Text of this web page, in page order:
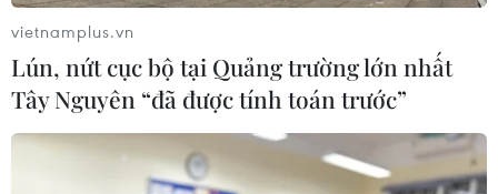
vietnamplus.vn
Lún, nứt cục bộ tại Quảng trường lớn nhất
Tây Nguyên “đã được tính toán trước”